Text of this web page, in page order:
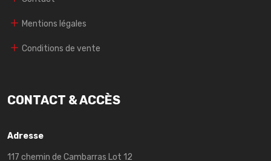
Mentions légales
Conditions de vente
CONTACT & ACCÈS
Adresse
117 chemin de Cambarras Lot 12